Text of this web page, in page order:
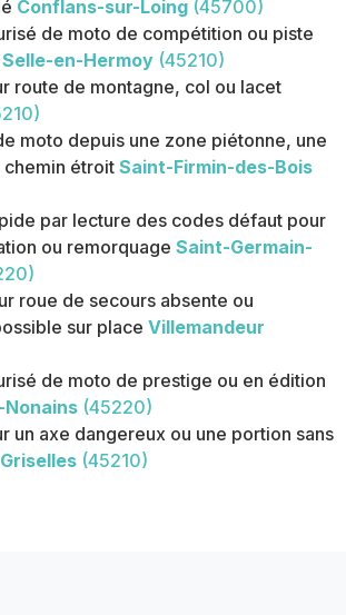
Conflans-sur-Loing (45700)
de moto de compétition ou piste
Selle-en-Hermoy (45210)
route de montagne, col ou lacet
moto depuis une zone piétonne, une
chemin étroit Saint-Firmin-des-Bois
par lecture des codes défaut pour
ou remorquage Saint-Germain-
roue de secours absente ou
sur place Villemandeur
de moto de prestige ou en édition
Nonains (45220)
un axe dangereux ou une portion sans
Griselles (45210)